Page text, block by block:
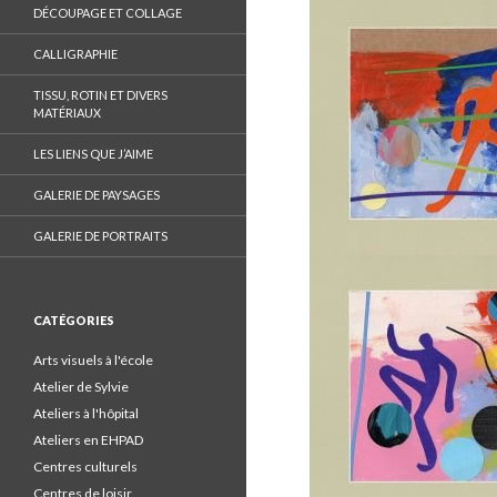
DÉCOUPAGE ET COLLAGE
CALLIGRAPHIE
TISSU, ROTIN ET DIVERS
MATÉRIAUX
LES LIENS QUE J’AIME
GALERIE DE PAYSAGES
GALERIE DE PORTRAITS
CATÉGORIES
Arts visuels à l'école
Atelier de Sylvie
Ateliers à l'hôpital
Ateliers en EHPAD
Centres culturels
Centres de loisir